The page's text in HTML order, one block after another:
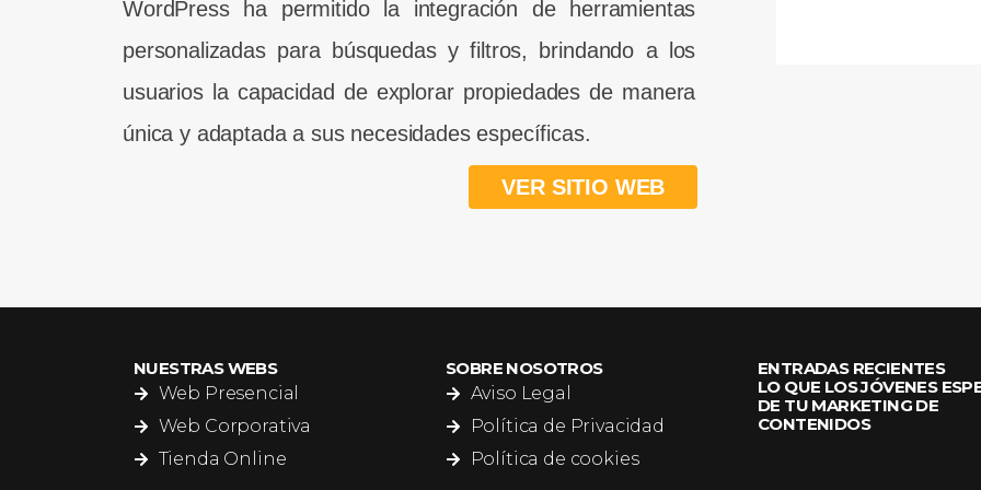
WordPress ha permitido la integración de herramientas
personalizadas para búsquedas y filtros, brindando a los
usuarios la capacidad de explorar propiedades de manera
única y adaptada a sus necesidades específicas.
VER SITIO WEB
NUESTRAS WEBS
Web Presencial
Web Corporativa
Tienda Online
SOBRE NOSOTROS
Aviso Legal
Política de Privacidad
Política de cookies
ENTRADAS RECIENTES
LO QUE LOS JÓVENES
DE TU MARKETING DE
CONTENIDOS